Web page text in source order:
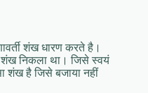
शंख धारण करते है।
निकला था। जिसे स्वयं
शंख है जिसे बजाया नहीं